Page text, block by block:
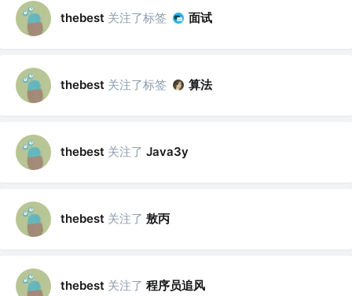
thebest 关注了标签 面试
thebest 关注了标签 算法
thebest 关注了 Java3y
thebest 关注了 敖丙
thebest 关注了 程序员追风